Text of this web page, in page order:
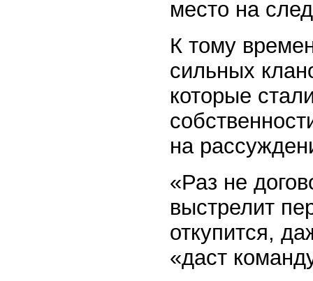
место на
К тому
сильных
которые
на
«Раз не
выстрелит
откупится,
«даст